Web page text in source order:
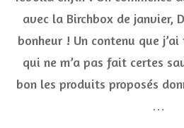
avec la Birchbox de janvier,
bonheur ! Un contenu que
qui ne m’a pas fait certes
bon les produits proposés
…